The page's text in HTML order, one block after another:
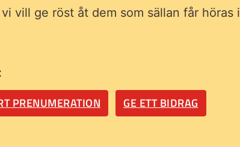
vill ge röst åt dem som sällan får höras i
PRENUMERATION GE ETT BIDRAG